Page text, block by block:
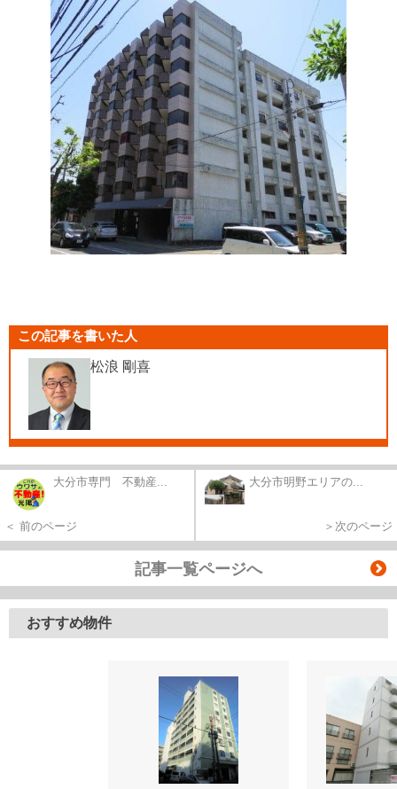
この記事を書いた人
松浪 剛喜
大分市専門 不動産...
＜ 前のページ
大分市明野エリアの...
＞次のページ
記事一覧ページへ
おすすめ物件